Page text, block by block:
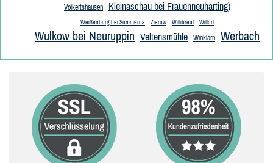
Volkertshausen Kleinaschau bei Frauenneuharting)
Weißenburg bei Sömmerda Zierow Wittibreut Wittorf
Wulkow bei Neuruppin Veltensmühle Winklarn Werbach